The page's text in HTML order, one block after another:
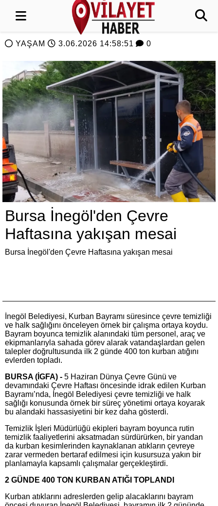
YAŞAM 3.06.2026 14:58:51 0
Bursa İnegöl'den Çevre
Haftasına yakışan mesai
Bursa İnegöl'den Çevre Haftasına yakışan mesai
İnegöl Belediyesi, Kurban Bayramı süresince çevre temizliği
ve halk sağlığını önceleyen örnek bir çalışma ortaya koydu.
Bayram boyunca temizlik alanındaki tüm personel, araç ve
ekipmanlarıyla sahada görev alarak vatandaşlardan gelen
talepler doğrultusunda ilk 2 günde 400 ton kurban atığını
evlerden topladı.
BURSA (İGFA) - 5 Haziran Dünya Çevre Günü ve
devamındaki Çevre Haftası öncesinde idrak edilen Kurban
Bayramı’nda, İnegöl Belediyesi çevre temizliği ve halk
sağlığı konusunda örnek bir süreç yönetimi ortaya koyarak
bu alandaki hassasiyetini bir kez daha gösterdi.
Temizlik İşleri Müdürlüğü ekipleri bayram boyunca rutin
temizlik faaliyetlerini aksatmadan sürdürürken, bir yandan
da kurban kesimlerinden kaynaklanan atıkların çevreye
zarar vermeden bertaraf edilmesi için kusursuza yakın bir
planlamayla kapsamlı çalışmalar gerçekleştirdi.
2 GÜNDE 400 TON KURBAN ATIĞI TOPLANDI
Kurban atıklarını adreslerden gelip alacaklarını bayram